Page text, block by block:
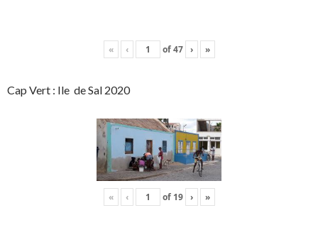
« ‹ of47 › »
Cap Vert : Ile de Sal 2020
« ‹ of 19 › »